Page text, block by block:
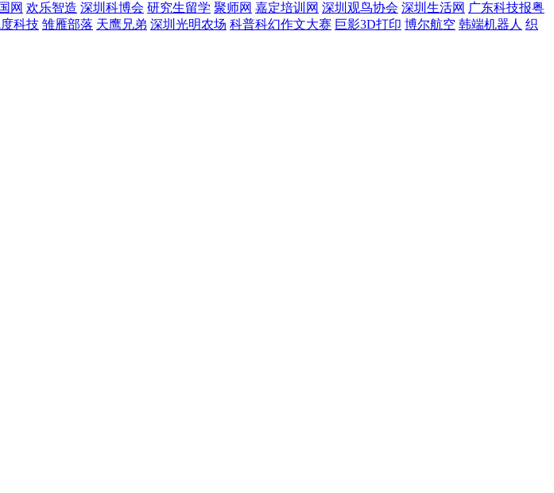
网 欢乐智造 深圳科博会 研究生留学 聚师网 嘉定培训网 深圳观鸟协会 深圳生活网 广东科技报粤
科技 雏雁部落 天鹰兄弟 深圳光明农场 科普科幻作文大赛 巨影3D打印 博尔航空 韩端机器人 织